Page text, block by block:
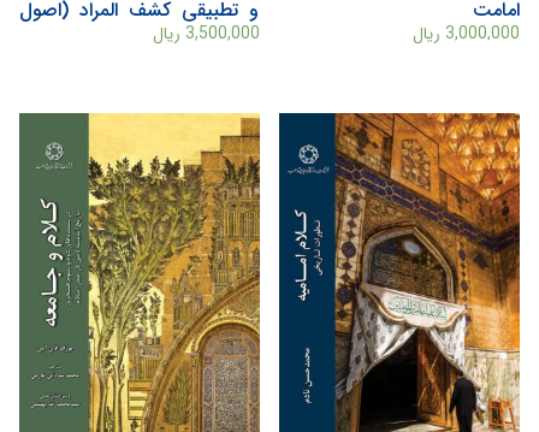
امامت
3,000,000 ریال
و تطبیقی کشف المراد (اصول
دین)
3,500,000 ریال